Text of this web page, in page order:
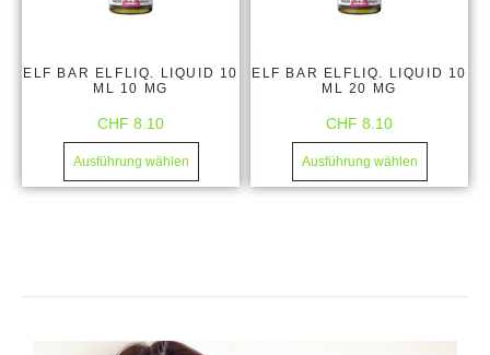
ELF BAR ELFLIQ. LIQUID 10
ML 10 MG
CHF 8.10
Ausführung wählen
ELF BAR ELFLIQ. LIQUID 10
ML 20 MG
CHF 8.10
Ausführung wählen